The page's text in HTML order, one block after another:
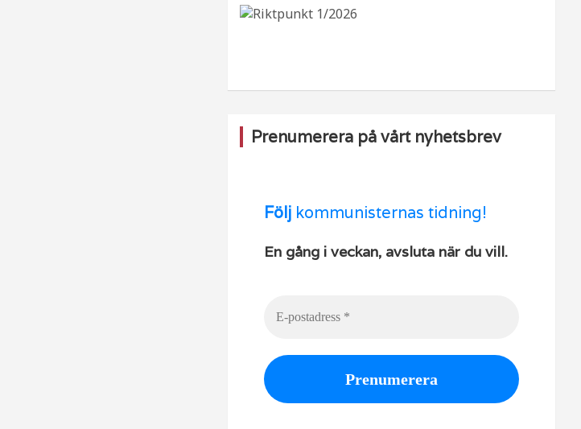
b
k
ra k
Prenumerera på vårt nyhetsbrev
Följ kommunisternas tidning!
En gång i veckan, avsluta när du vill.